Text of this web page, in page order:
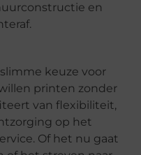
en
keuze voor
printen zonder
van flexibiliteit,
op het
Of het nu gaat